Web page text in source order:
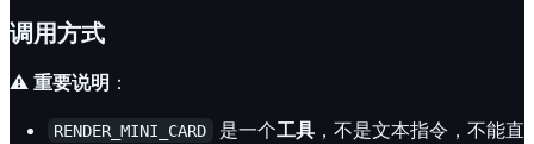
调用方式
⚠️ 重要说明 ：
RENDER_MINI_CARD 是一个工具，不是文本指令，不能直